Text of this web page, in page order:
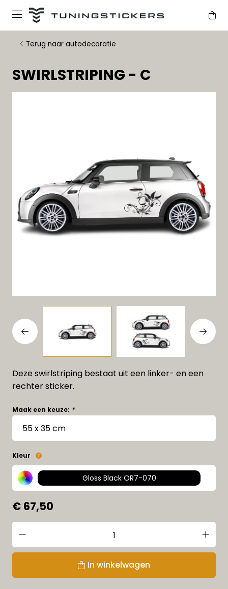
Terug naar autodecoratie
SWIRLSTRIPING - C
Deze swirlstriping bestaat uit een linker- en een
rechter sticker.
Maak een keuze: *
Kleur
Gloss Black OR7-070
€ 67,50
In winkelwagen